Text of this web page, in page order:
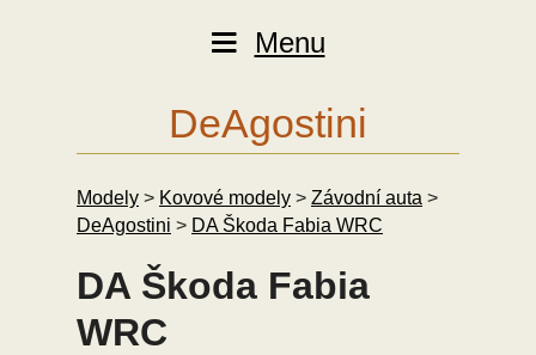
Menu
DeAgostini
Modely > Kovové modely > Závodní auta >
DeAgostini > DA Škoda Fabia WRC
DA Škoda Fabia
WRC